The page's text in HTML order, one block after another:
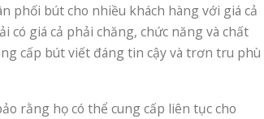
phối bút cho nhiều khách hàng với giá cả
giá cả phải chăng, chức năng và chất
cấp bút viết đáng tin cậy và trơn tru phù
rằng họ có thể cung cấp liên tục cho